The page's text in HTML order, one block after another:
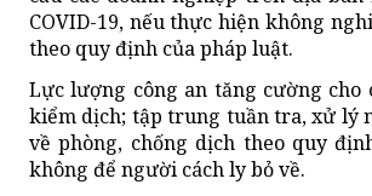
COVID-19, nếu thực hiện không
theo quy định của pháp luật.
Lực lượng công an tăng cường cho
kiểm dịch; tập trung tuần tra, xử lý
về phòng, chống dịch theo quy
không để người cách ly bỏ về.